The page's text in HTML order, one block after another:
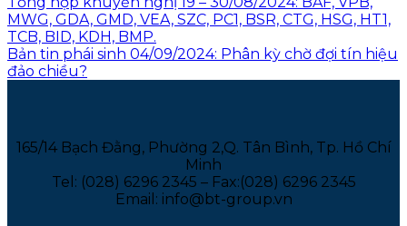
MWG, GDA, GMD, VEA, SZC, PC1, BSR, CTG, HSG, HT1,
TCB, BID, KDH, BMP.
Bản tin phái sinh 04/09/2024: Phân kỳ chờ đợi tín hiệu
đảo chiều?
165/14 Bạch Đằng, Phường 2,Q. Tân Bình, Tp. Hồ Chí
Minh
Tel: (028) 6296 2345 – Fax:(028) 6296 2345
Email: info@bt-group.vn